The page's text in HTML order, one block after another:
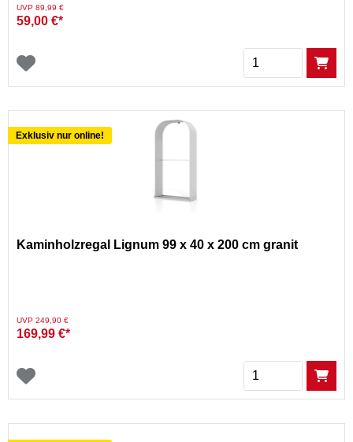
Preis reduziert von
UVP 89,99 €auf
59,00 €*
Menge
Exklusiv nur online!
Kaminholzregal Lignum 99 x 40 x 200 cm granit
Preis reduziert von
UVP 249,90 €auf
169,99 €*
Menge